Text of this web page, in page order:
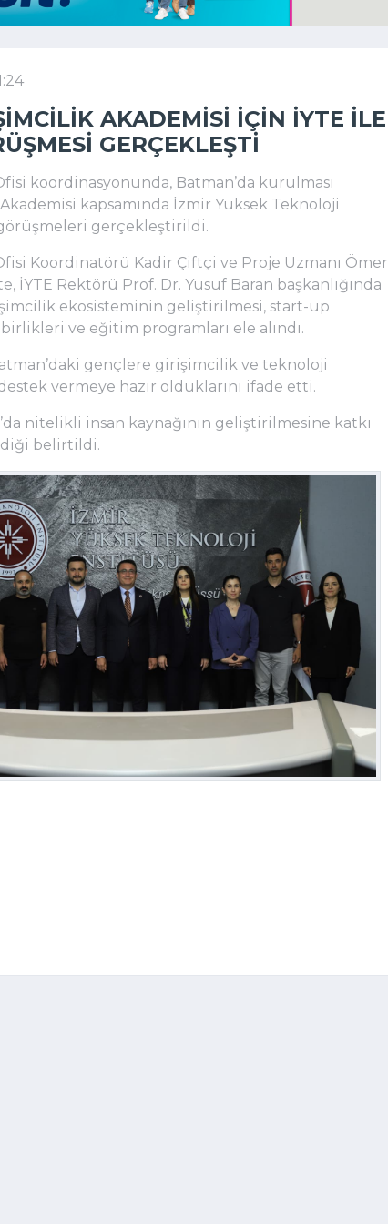
AKADEMISI IÇIN İYTE ILE
GERÇEKLEŞTI
koordinasyonunda, Batman’da kurulması
kapsamında İzmir Yüksek Teknoloji
gerçekleştirildi.
Koordinatörü Kadir Çiftçi ve Proje Uzmanı Ömer
İYTE Rektörü Prof. Dr. Yusuf Baran başkanlığında
ekosisteminin geliştirilmesi, start-up
ve eğitim programları ele alındı.
gençlere girişimcilik ve teknoloji
vermeye hazır olduklarını ifade etti.
nitelikli insan kaynağının geliştirilmesine katkı
belirtildi.